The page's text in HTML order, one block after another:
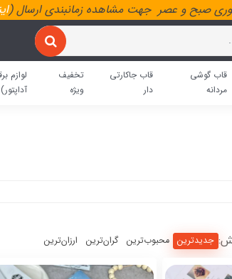
صبح و عصر جهت مشاهده زمانبندی ارسال (
قاب گوشی
مردانه
قاب جاکارتی
دار
تخفیف
ویژه
لوازم
آداپتور)
جدیدترین محبوب‌ترین گران‌ترین ارزان‌ترین